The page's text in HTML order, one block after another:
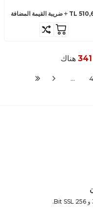
ضريبة القيمة المضافة
341 هناك
4
…